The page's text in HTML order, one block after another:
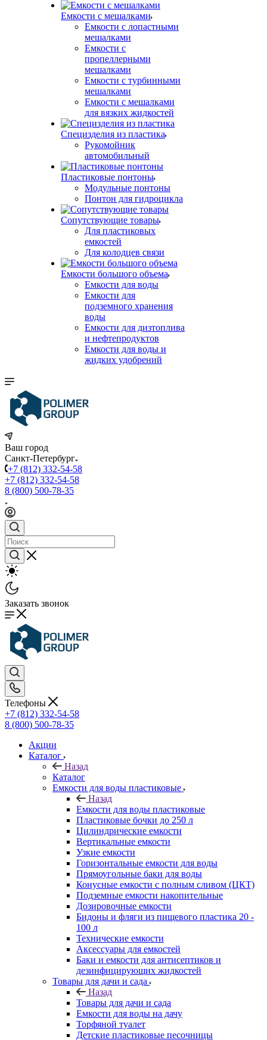
Емкости с мешалками
Емкости с лопастными
мешалками
Емкости с
пропеллерными
мешалками
Емкости с турбинными
мешалками
Емкости с мешалками
для вязких жидкостей
Специзделия из пластика
Рукомойник
автомобильный
Пластиковые понтоны
Модульные понтоны
Понтон для гидроцикла
Сопутствующие товары
Для пластиковых
емкостей
Для колодцев связи
Емкости большого объема
Емкости для воды
Емкости для
подземного хранения
воды
Емкости для дизтоплива
и нефтепродуктов
Емкости для воды и
жидких удобрений
Ваш город
Санкт-Петербург
+7 (812) 332-54-58
+7 (812) 332-54-58
8 (800) 500-78-35
Заказать звонок
Телефоны
+7 (812) 332-54-58
8 (800) 500-78-35
Акции
Каталог
Назад
Каталог
Емкости для воды пластиковые
Назад
Емкости для воды пластиковые
Пластиковые бочки до 250 л
Цилиндрические емкости
Вертикальные емкости
Узкие емкости
Горизонтальные емкости для воды
Прямоугольные баки для воды
Конусные емкости с полным сливом (ЦКТ)
Подземные емкости накопительные
Дозировочные емкости
Бидоны и фляги из пищевого пластика 20 -
100 л
Технические емкости
Аксессуары для емкостей
Баки и емкости для антисептиков и
дезинфицирующих жидкостей
Товары для дачи и сада
Назад
Товары для дачи и сада
Емкости для воды на дачу
Торфяной туалет
Детские пластиковые песочницы